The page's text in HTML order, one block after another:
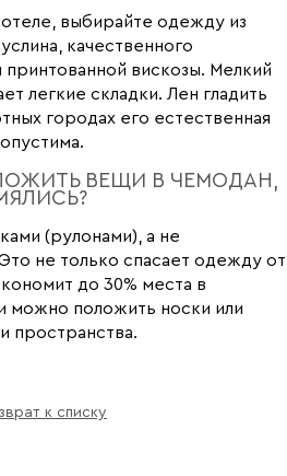
выбирайте одежду из
качественного
принтованной вискозы. Мелкий
легкие складки. Лен гладить
городах его естественная
ВЕЩИ В ЧЕМОДАН,
(рулонами), а не
не только спасает одежду от
до 30% места в
можно положить носки или
пространства.
к списку